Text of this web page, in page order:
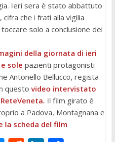
Ieri sera è stato abbattuto
che i frati alla vigilia
solo a conclusione dei
della giornata di ieri
sole pazienti protagonisti
Antonello Bellucco, regista
questo video intervistato
Il film girato è
a Padova, Montagnana e
la scheda del film